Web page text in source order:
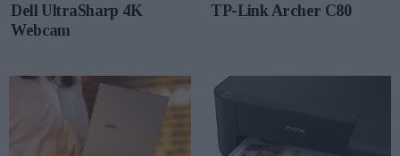
Dell UltraSharp 4K
Webcam
TP-Link Archer C80